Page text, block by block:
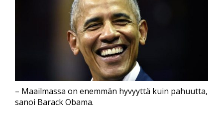
– Maailmassa on enemmän hyvyyttä kuin pahuutta,
sanoi Barack Obama.